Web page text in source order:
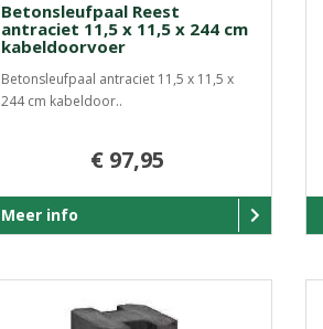
Betonsleufpaal Reest
antraciet 11,5 x 11,5 x 244 cm
kabeldoorvoer
Betonsleufpaal antraciet 11,5 x 11,5 x
244 cm kabeldoor..
€ 97,95
Meer info